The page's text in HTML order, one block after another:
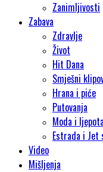
Zanimljivosti
Zabava
Zdravlje
Život
Hit Dana
Smješni
Hrana i piće
Putovanja
Moda i ljepota
Estrada i Jet
Video
Mišljenja